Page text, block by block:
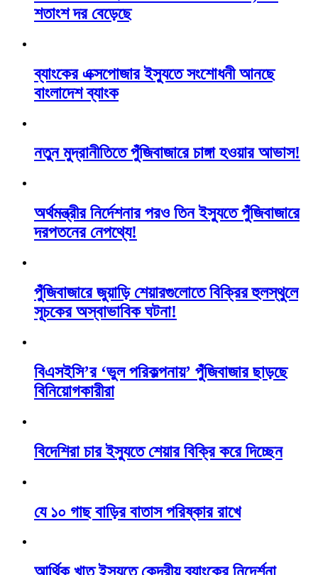
শতাংশ দর বেড়েছে
ব্যাংকের এক্সপোজার ইস্যুতে সংশোধনী আনছে
বাংলাদেশ ব্যাংক
নতুন মুদ্রানীতিতে পুঁজিবাজারে চাঙ্গা হওয়ার আভাস!
অর্থমন্ত্রীর নির্দেশনার পরও তিন ইস্যুতে পুঁজিবাজারে
দরপতনের নেপথ্যে!
পুঁজিবাজারে জুয়াড়ি শেয়ারগুলোতে বিক্রির হুলস্থুলে
সূচকের অস্বাভাবিক ঘটনা!
বিএসইসি’র ‘ভুল পরিকল্পনায়’ পুঁজিবাজার ছাড়ছে
বিনিয়োগকারীরা
বিদেশিরা চার ইস্যুতে শেয়ার বিক্রি করে দিচ্ছেন
যে ১০ গাছ বাড়ির বাতাস পরিষ্কার রাখে